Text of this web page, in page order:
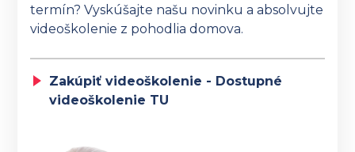
termín? Vyskúšajte našu novinku a absolvujte
videoškolenie z pohodlia domova.
Zakúpiť videoškolenie - Dostupné
videoškolenie TU